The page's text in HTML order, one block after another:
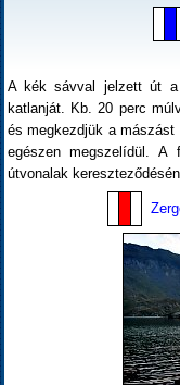
A kék sávval jelzett út a
katlanját. Kb. 20 perc
és megkezdjük a
egészen megszelídül.
útvonalak